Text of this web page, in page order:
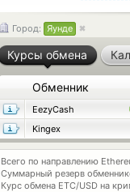
Город: Яунде
Курсы обмена
Обменник
EezyCash
Kingex
Всего по направлению
Суммарный резерв
Курс обмена ETC/USD на